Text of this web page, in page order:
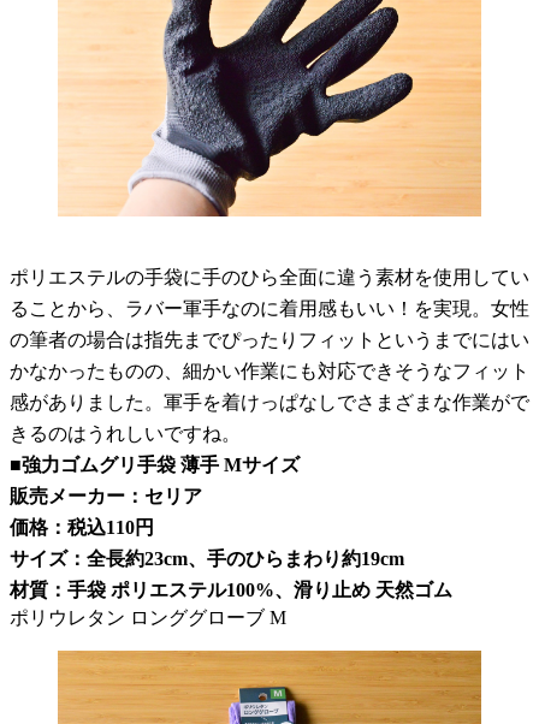
ポリエステルの手袋に手のひら全面に違う素材を使用してい
ることから、ラバー軍手なのに着用感もいい！を実現。女性
の筆者の場合は指先までぴったりフィットというまでにはい
かなかったものの、細かい作業にも対応できそうなフィット
感がありました。軍手を着けっぱなしでさまざまな作業がで
きるのはうれしいですね。
■強力ゴムグリ手袋 薄手 Mサイズ
販売メーカー：セリア
価格：税込110円
サイズ：全長約23cm、手のひらまわり約19cm
材質：手袋 ポリエステル100%、滑り止め 天然ゴム
ポリウレタン ロンググローブ M